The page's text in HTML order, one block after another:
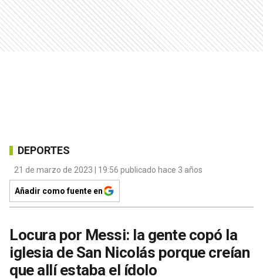
DEPORTES
21 de marzo de 2023 | 19:56 publicado hace 3 años
Añadir como fuente en
Locura por Messi: la gente copó la
iglesia de San Nicolás porque creían
que allí estaba el ídolo